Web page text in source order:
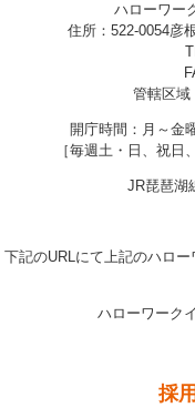
ハローワー
住所：522-0054彦
管轄区域
開庁時間：月～
［毎週土・日、祝日
JR琵琶
下記のURLにて上記のハロ
ハローワーク
採